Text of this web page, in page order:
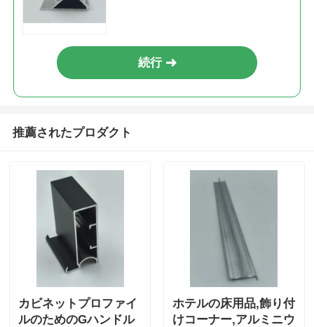
続行
推薦されたプロダクト
カビネットプロファイ
ルのためのGハンドル
ホテルの床用品,飾り付
けコーナー,アルミニウ